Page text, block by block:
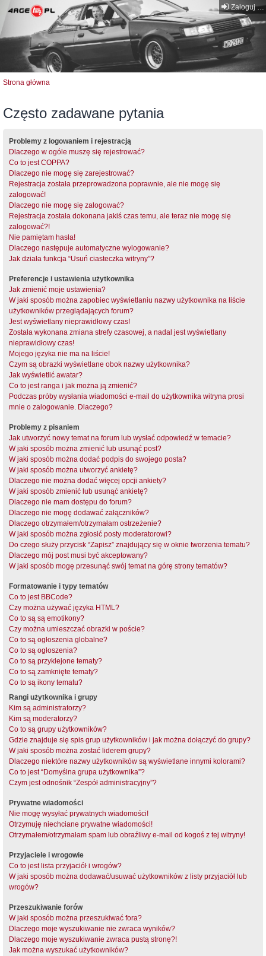
Zaloguj się
Strona główna
Często zadawane pytania
Problemy z logowaniem i rejestracją
Dlaczego w ogóle muszę się rejestrować?
Co to jest COPPA?
Dlaczego nie mogę się zarejestrować?
Rejestracja została przeprowadzona poprawnie, ale nie mogę się
zalogować!
Dlaczego nie mogę się zalogować?
Rejestracja została dokonana jakiś czas temu, ale teraz nie mogę się
zalogować?!
Nie pamiętam hasła!
Dlaczego następuje automatyczne wylogowanie?
Jak działa funkcja “Usuń ciasteczka witryny”?
Preferencje i ustawienia użytkownika
Jak zmienić moje ustawienia?
W jaki sposób można zapobiec wyświetlaniu nazwy użytkownika na liście
użytkowników przeglądających forum?
Jest wyświetlany nieprawidłowy czas!
Została wykonana zmiana strefy czasowej, a nadal jest wyświetlany
nieprawidłowy czas!
Mojego języka nie ma na liście!
Czym są obrazki wyświetlane obok nazwy użytkownika?
Jak wyświetlić awatar?
Co to jest ranga i jak można ją zmienić?
Podczas próby wysłania wiadomości e-mail do użytkownika witryna prosi
mnie o zalogowanie. Dlaczego?
Problemy z pisaniem
Jak utworzyć nowy temat na forum lub wysłać odpowiedź w temacie?
W jaki sposób można zmienić lub usunąć post?
W jaki sposób można dodać podpis do swojego posta?
W jaki sposób można utworzyć ankietę?
Dlaczego nie można dodać więcej opcji ankiety?
W jaki sposób zmienić lub usunąć ankietę?
Dlaczego nie mam dostępu do forum?
Dlaczego nie mogę dodawać załączników?
Dlaczego otrzymałem/otrzymałam ostrzeżenie?
W jaki sposób można zgłosić posty moderatorowi?
Do czego służy przycisk “Zapisz” znajdujący się w oknie tworzenia tematu?
Dlaczego mój post musi być akceptowany?
W jaki sposób mogę przesunąć swój temat na górę strony tematów?
Formatowanie i typy tematów
Co to jest BBCode?
Czy można używać języka HTML?
Co to są są emotikony?
Czy można umieszczać obrazki w poście?
Co to są ogłoszenia globalne?
Co to są ogłoszenia?
Co to są przyklejone tematy?
Co to są zamknięte tematy?
Co to są ikony tematu?
Rangi użytkownika i grupy
Kim są administratorzy?
Kim są moderatorzy?
Co to są grupy użytkowników?
Gdzie znajduje się spis grup użytkowników i jak można dołączyć do grupy?
W jaki sposób można zostać liderem grupy?
Dlaczego niektóre nazwy użytkowników są wyświetlane innymi kolorami?
Co to jest “Domyślna grupa użytkownika”?
Czym jest odnośnik “Zespół administracyjny”?
Prywatne wiadomości
Nie mogę wysyłać prywatnych wiadomości!
Otrzymuję niechciane prywatne wiadomości!
Otrzymałem/otrzymałam spam lub obraźliwy e-mail od kogoś z tej witryny!
Przyjaciele i wrogowie
Co to jest lista przyjaciół i wrogów?
W jaki sposób można dodawać/usuwać użytkowników z listy przyjaciół lub
wrogów?
Przeszukiwanie forów
W jaki sposób można przeszukiwać fora?
Dlaczego moje wyszukiwanie nie zwraca wyników?
Dlaczego moje wyszukiwanie zwraca pustą stronę?!
Jak można wyszukać użytkowników?